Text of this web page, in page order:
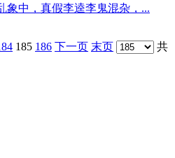
象中，真假李逵李鬼混杂，...
185 186 下一页 末页
共